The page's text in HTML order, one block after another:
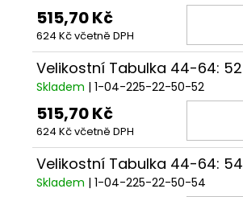
515,70 Kč
624 Kč včetně DPH
Velikostní Tabulka 44-64: 52
Skladem | 1-04-225-22-50-52
515,70 Kč
624 Kč včetně DPH
Velikostní Tabulka 44-64: 54
Skladem | 1-04-225-22-50-54